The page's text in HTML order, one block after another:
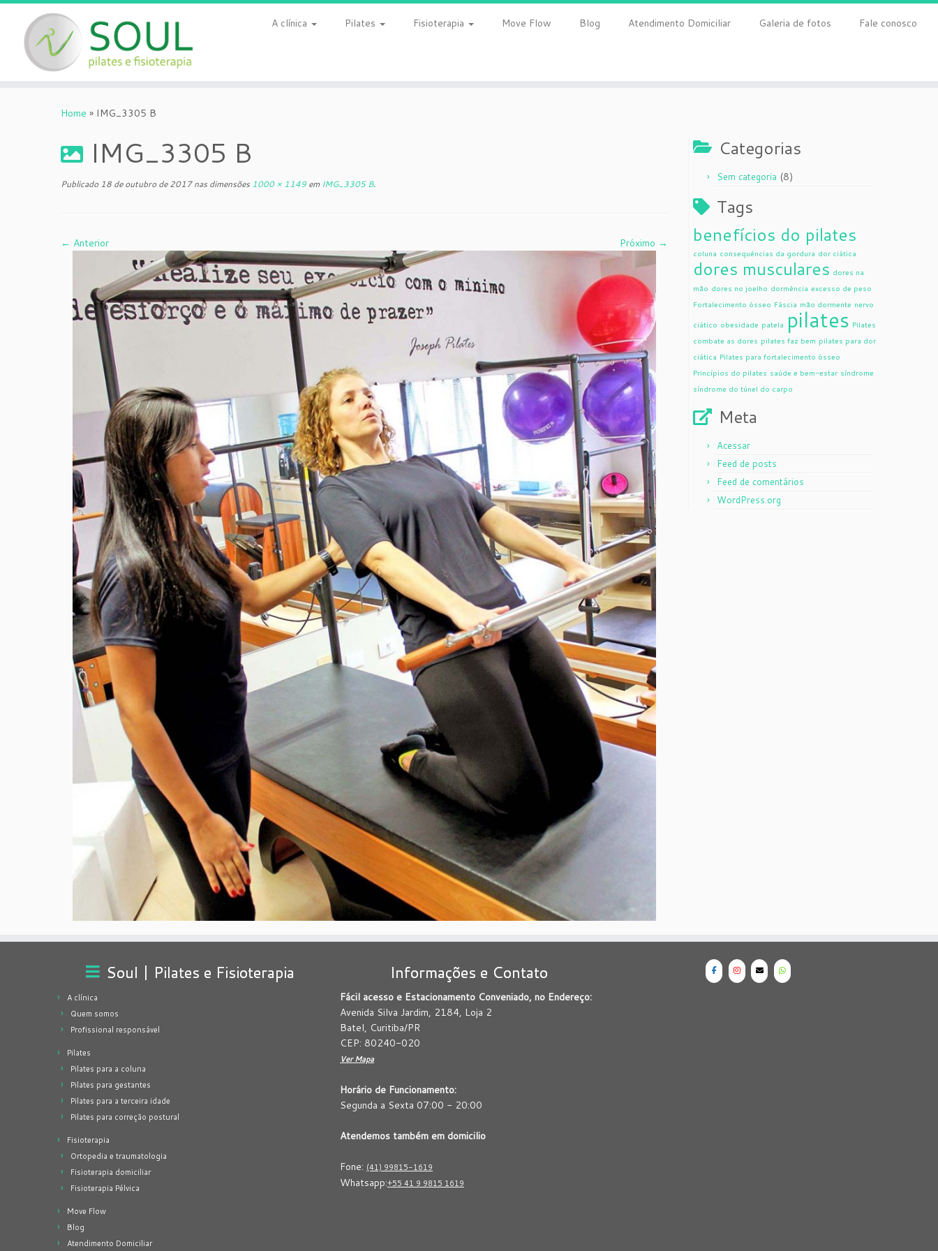
A clínica Pilates Fisioterapia Move Flow Blog Atendimento Domiciliar Galeria de fotos Fale conosco
Home » IMG_3305 B
IMG_3305 B
Publicado 18 de outubro de 2017nas dimensões 1000 × 1149 em IMG_3305 B.
← Anterior Próximo →
Categorias
Sem categoria (8)
Tags
benefícios do pilates
coluna consequências da gordura dor ciática
dores musculares dores na
mão dores no joelho dormência excesso de peso
Fortalecimento ósseo Fáscia mão dormente nervo
ciático obesidade patela pilates Pilates
combate as dores pilates faz bem pilates para dor
ciática Pilates para fortalecimento ósseo
Princípios do pilates saúde e bem-estar síndrome
síndrome do túnel do carpo
Meta
Acessar
Feed de posts
Feed de comentários
WordPress.org
Soul | Pilates e Fisioterapia
A clínica
Quem somos
Profissional responsável
Pilates
Pilates para a coluna
Pilates para gestantes
Pilates para a terceira idade
Pilates para correção postural
Fisioterapia
Ortopedia e traumatologia
Fisioterapia domiciliar
Fisioterapia Pélvica
Move Flow
Blog
Atendimento Domiciliar
Informações e Contato
Fácil acesso e Estacionamento Conveniado, no Endereço:
Avenida Silva Jardim, 2184, Loja 2
Batel, Curitiba/PR
CEP: 80240-020
Ver Mapa
Horário de Funcionamento:
Segunda a Sexta 07:00 - 20:00
Atendemos também em domicilio
Fone: (41) 99815-1619
Whatsapp:+55 41 9 9815 1619